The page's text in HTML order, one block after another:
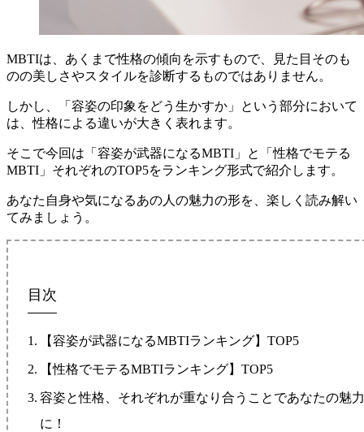
MBTIは、あくまで性格の傾向を示すもので、見た目そのも
のの美しさやスタイルを診断するものではありません。
しかし、「容姿の印象をどう生かすか」という部分において
は、性格による違いが大きく表れます。
そこで今回は「容姿が武器になるMBTI」と「性格でモテる
MBTI」それぞれのTOP5をランキング形式で紹介します。
あなた自身や気になるあの人の魅力の形を、楽しく読み解い
てみましょう。
目次
【容姿が武器になるMBTIランキング】TOP5
【性格でモテるMBTIランキング】TOP5
容姿と性格、それぞれが重なり合うことであなたの魅
に！